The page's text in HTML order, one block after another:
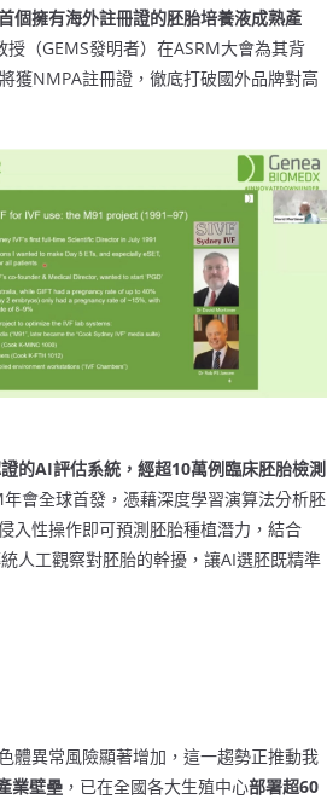
個擁有海外註冊證的胚胎培養液成熟產
（GEMS發明者）在ASRM大會為其背
獲NMPA註冊證，徹底打破國外品牌對高
的AI評估系統，經超10萬例臨床胚胎檢測
會全球首發，憑藉深度學習演算法分析胚
入性操作即可預測胚胎種植潛力，結合
人工觀察對胚胎的幹擾，讓AI選胚既精準
體異常風險顯著增加，這一趨勢正推動我
業壁壘 ，已在全國各大生殖中心部署超60